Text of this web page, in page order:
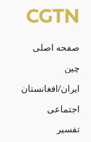
صفحه اصلی
چین
ایران/افغانستان
اجتماعی
تفسیر